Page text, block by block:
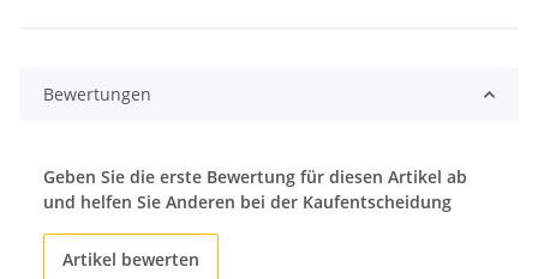
Bewertungen
Geben Sie die erste Bewertung für diesen Artikel ab
und helfen Sie Anderen bei der Kaufentscheidung
Artikel bewerten